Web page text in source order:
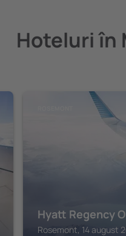
Hoteluri în
Hyatt Regency
Rosemont, 14 august